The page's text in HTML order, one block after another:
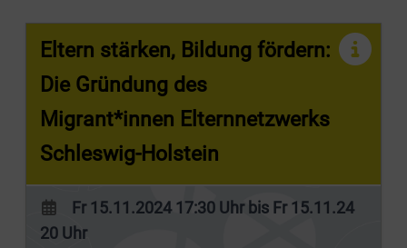
Eltern stärken, Bildung fördern:
Die Gründung des
Migrant*innen Elternnetzwerks
Schleswig-Holstein
Fr 15.11.2024 17:30 Uhr bis Fr 15.11.24
20 Uhr